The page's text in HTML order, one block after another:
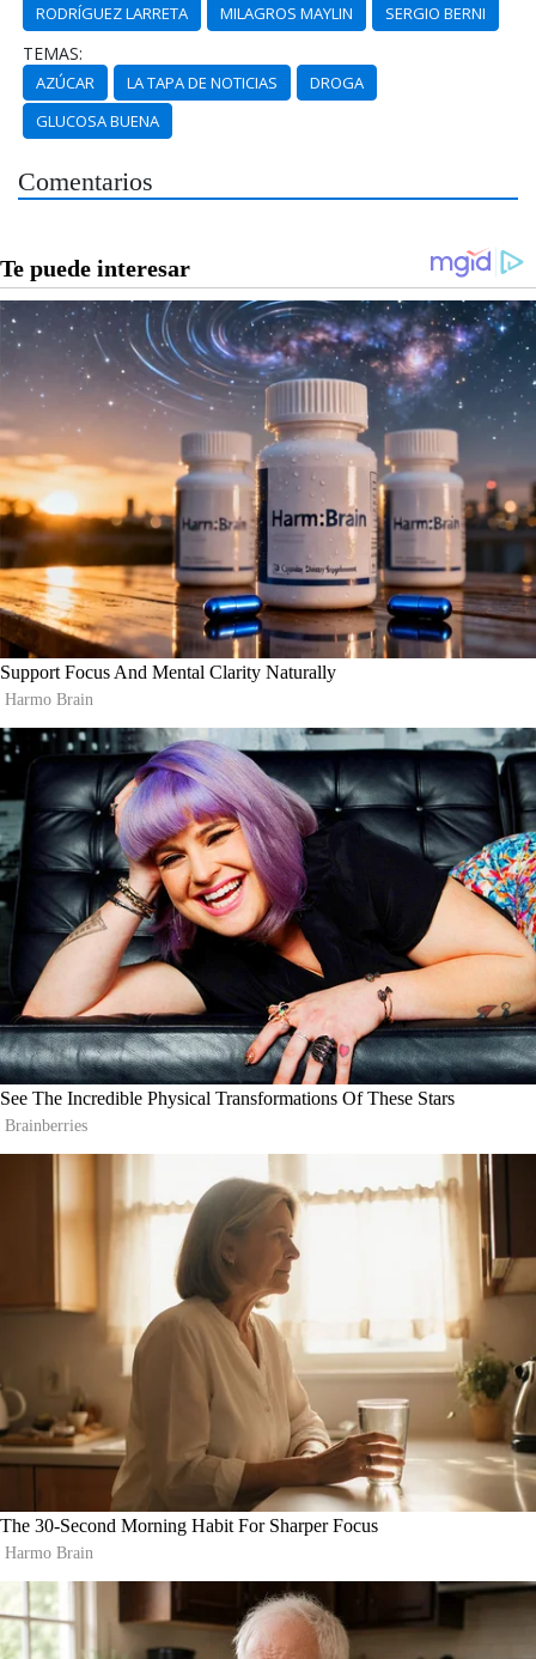
RODRÍGUEZ LARRETA MILAGROS MAYLIN SERGIO BERNI
TEMAS:
AZÚCAR LA TAPA DE NOTICIAS
DROGA
GLUCOSA BUENA
Comentarios